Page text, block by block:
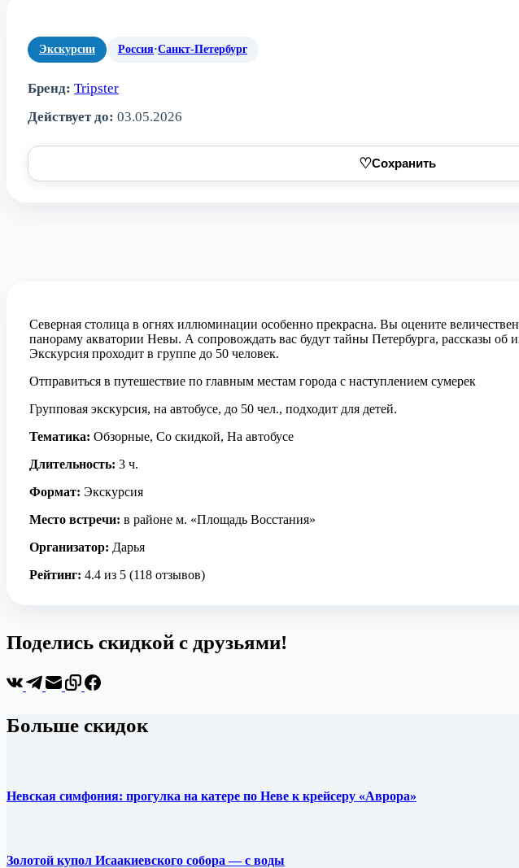
Экскурсии Россия·Санкт-Петербург
Бренд: Tripster
Действует до: 03.05.2026
♡Сохранить
Северная столица в огнях иллюминации особенно прекрасна. Вы оцените
панораму акватории Невы. А сопровождать вас будут тайны Петербурга, рассказы
Экскурсия проходит в группе до 50 человек.
Отправиться в путешествие по главным местам города с наступлением сумерек
Групповая экскурсия, на автобусе, до 50 чел., подходит для детей.
Тематика: Обзорные, Со скидкой, На автобусе
Длительность: 3 ч.
Формат: Экскурсия
Место встречи: в районе м. «Площадь Восстания»
Организатор: Дарья
Рейтинг: 4.4 из 5 (118 отзывов)
Поделись скидкой с друзьями!
Больше скидок
Невская симфония: прогулка на катере по Неве к крейсеру «Аврора»
Золотой купол Исаакиевского собора — с воды